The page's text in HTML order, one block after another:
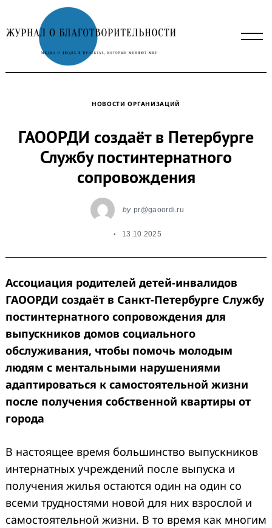
to
content
НОВОСТИ ОРГАНИЗАЦИЙ
ГАООРДИ создаёт в Петербурге
Службу постинтернатного
сопровождения
by pr@gaoordi.ru
13.10.2025
Ассоциация родителей детей-инвалидов
ГАООРДИ создаёт в Санкт-Петербурге Службу
постинтернатного сопровождения для
выпускников домов социального
обслуживания, чтобы помочь молодым
людям с ментальными нарушениями
адаптироваться к самостоятельной жизни
после получения собственной квартиры от
города
В настоящее время большинство выпускников
интернатных учреждений после выпуска и
получения жилья остаются один на один со
всеми трудностями новой для них взрослой и
самостоятельной жизни. В то время как многим